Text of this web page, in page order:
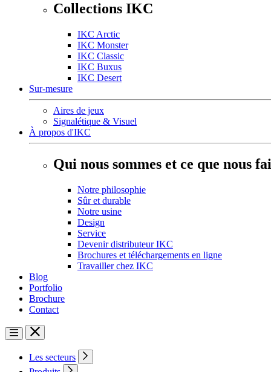
Collections IKC
IKC Arctic
IKC Monster
IKC Classic
IKC Buxus
IKC Desert
Sur-mesure
Aires de jeux
Signalétique & Visuel
À propos d'IKC
Qui nous sommes et ce que nous
Notre philosophie
Sûr et durable
Notre usine
Design
Service
Devenir distributeur IKC
Brochures et téléchargements en ligne
Travailler chez IKC
Blog
Portfolio
Brochure
Contact
Les secteurs